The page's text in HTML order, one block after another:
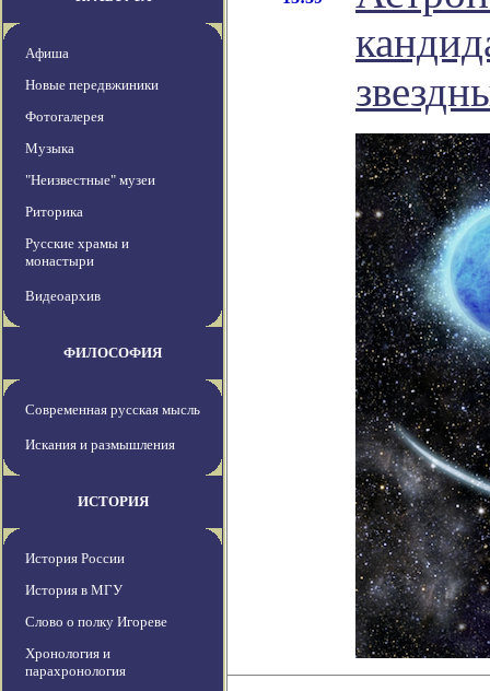
Афиша
Новые передвжиники
Фотогалерея
Музыка
"Неизвестные" музеи
Риторика
Русские храмы и
монастыри
Видеоархив
ФИЛОСОФИЯ
Современная русская мысль
Искания и размышления
ИСТОРИЯ
История России
История в МГУ
Слово о полку Игореве
Хронология и
парахронология